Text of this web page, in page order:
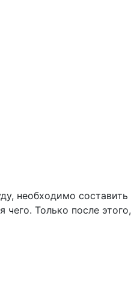
необходимо составить
чего. Только после этого,